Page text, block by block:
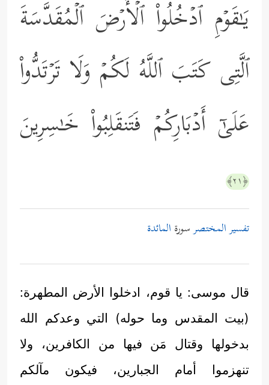
یَـٰقَوۡمِ ٱدۡخُلُواْ ٱلۡأَرۡضَ ٱلۡمُقَدَّسَةَ
ٱلَّتِی كَتَبَ ٱللَّهُ لَكُمۡ وَلَا تَرۡتَدُّواْ
عَلَىٰۤ أَدۡبَارِكُمۡ فَتَنقَلِبُواْ خَـٰسِرِینَ
﴿٢١﴾
تفسير المختصرسورة المائدة
قال موسى: يا قوم، ادخلوا الأرض المطهرة:
(بيت المقدس وما حوله) التي وعدكم الله
بدخولها وقتال مَن فيها من الكافرين، ولا
تنهزموا أمام الجبارين، فيكون مآلكم